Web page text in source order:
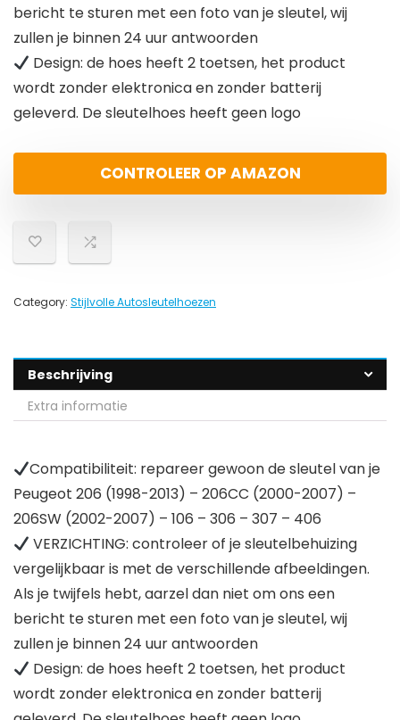
bericht te sturen met een foto van je sleutel, wij
zullen je binnen 24 uur antwoorden
Design: de hoes heeft 2 toetsen, het product
wordt zonder elektronica en zonder batterij
geleverd. De sleutelhoes heeft geen logo
CONTROLEER OP AMAZON
Category: Stijlvolle Autosleutelhoezen
Beschrijving
Extra informatie
Compatibiliteit: repareer gewoon de sleutel van je
Peugeot 206 (1998-2013) – 206CC (2000-2007) –
206SW (2002-2007) – 106 – 306 – 307 – 406
VERZICHTING: controleer of je sleutelbehuizing
vergelijkbaar is met de verschillende afbeeldingen.
Als je twijfels hebt, aarzel dan niet om ons een
bericht te sturen met een foto van je sleutel, wij
zullen je binnen 24 uur antwoorden
Design: de hoes heeft 2 toetsen, het product
wordt zonder elektronica en zonder batterij